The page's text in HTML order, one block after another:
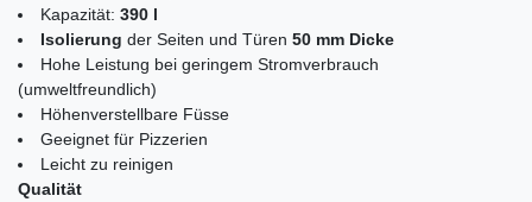
Kapazität: 390 l
Isolierung der Seiten und Türen 50 mm Dicke
Hohe Leistung bei geringem Stromverbrauch
(umweltfreundlich)
Höhenverstellbare Füsse
Geeignet für Pizzerien
Leicht zu reinigen
Qualität